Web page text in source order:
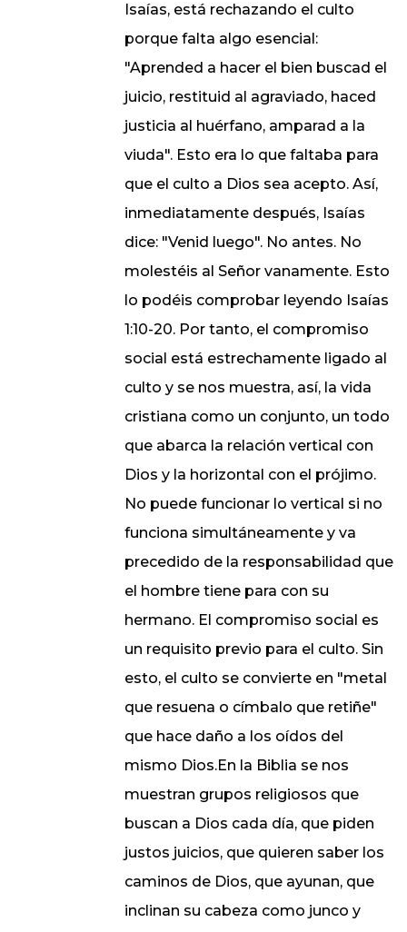
Isaías, está rechazando el culto
porque falta algo esencial:
"Aprended a hacer el bien buscad el
juicio, restituid al agraviado, haced
justicia al huérfano, amparad a la
viuda". Esto era lo que faltaba para
que el culto a Dios sea acepto. Así,
inmediatamente después, Isaías
dice: "Venid luego". No antes. No
molestéis al Señor vanamente. Esto
lo podéis comprobar leyendo Isaías
1:10-20. Por tanto, el compromiso
social está estrechamente ligado al
culto y se nos muestra, así, la vida
cristiana como un conjunto, un todo
que abarca la relación vertical con
Dios y la horizontal con el prójimo.
No puede funcionar lo vertical si no
funciona simultáneamente y va
precedido de la responsabilidad que
el hombre tiene para con su
hermano. El compromiso social es
un requisito previo para el culto. Sin
esto, el culto se convierte en "metal
que resuena o címbalo que retiñe"
que hace daño a los oídos del
mismo Dios.En la Biblia se nos
muestran grupos religiosos que
buscan a Dios cada día, que piden
justos juicios, que quieren saber los
caminos de Dios, que ayunan, que
inclinan su cabeza como junco y